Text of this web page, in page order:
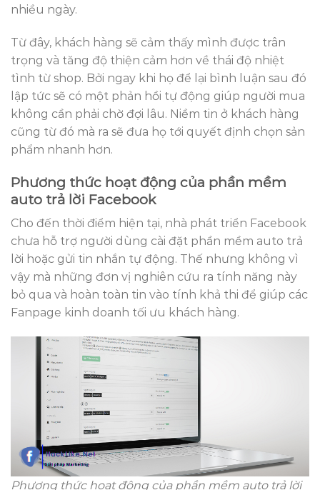
nhiều ngày.
Từ đây, khách hàng sẽ cảm thấy mình được trân
trọng và tăng độ thiện cảm hơn về thái độ nhiệt
tình từ shop. Bởi ngay khi họ để lại bình luận sau đó
lập tức sẽ có một phản hồi tự động giúp người mua
không cần phải chờ đợi lâu. Niềm tin ở khách hàng
cũng từ đó mà ra sẽ đưa họ tới quyết định chọn sản
phẩm nhanh hơn.
Phương thức hoạt động của phần mềm
auto trả lời Facebook
Cho đến thời điểm hiện tại, nhà phát triển Facebook
chưa hỗ trợ người dùng cài đặt phần mềm auto trả
lời hoặc gửi tin nhắn tự động. Thế nhưng không vì
vậy mà những đơn vị nghiên cứu ra tính năng này
bỏ qua và hoàn toàn tin vào tính khả thi để giúp các
Fanpage kinh doanh tối ưu khách hàng.
Phương thức hoạt động của phần mềm auto trả lời